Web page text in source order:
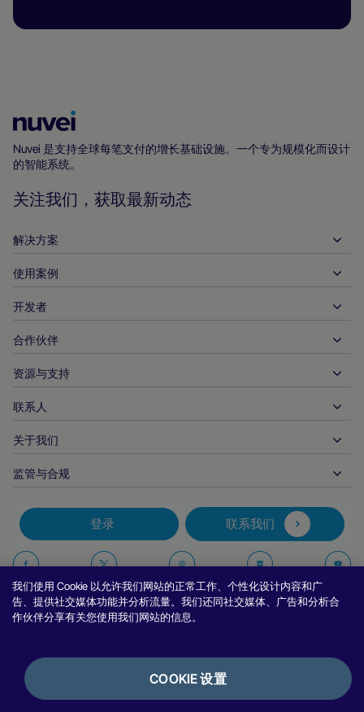
主
Nuvei 是支持全球每笔支付的增长基础设施。一个专为规模化而设计
的智能系统。
关注我们，获取最新动态
解决方案
入账
支出
全球收单
实时支付
发布
付款方式
APM
欺诈与风险管理
拒付解决方案
币种管理
对账管理
集成选项
银行服务
使用案例
接待服务
汽车
企业对企业
金融服务
政府付款
旅行与交通
独立软件供货商
加密货币平台与兑换
市场
中小企业
数字内容与订阅
视频游戏
开发者
开发者工具
API 参考文件
文件资料中心
合作伙伴
与我们合作
合作伙伴产品和解决方案
技术合作伙伴
合作伙伴 DNA
合作伙伴见解
资源与支持
客户支持
商家资源
行业报告
联系人
商户销售咨询
首席执行官办公室
公司信息
推荐商户计划
报告安全漏洞
关于我们
业务概况
案例研究
博客
新闻室
访谈与网络研讨会
监管与合规
无障碍声明
反现代奴隶制报告（英国）
反现代奴隶制报告（加拿大）
阿根廷信息与政策
巴西信息与政策
举报政策
登录 联系我们
Facebook
上
Twitter
上
Instagram
我
Linkedin
Cookie 政策
使用条款
我们使用 Cookie 以允许我们网站的正常工作、个性化设计内容和广
告、提供社交媒体功能并分析流量。我们还同社交媒体、广告和分析合
作伙伴分享有关您使用我们网站的信息。
COOKIE 设置